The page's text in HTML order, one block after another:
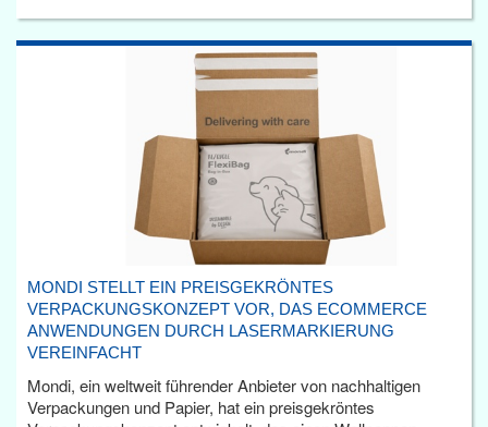
MONDI STELLT EIN PREISGEKRÖNTES
VERPACKUNGSKONZEPT VOR, DAS ECOMMERCE
ANWENDUNGEN DURCH LASERMARKIERUNG
VEREINFACHT
Mondi, ein weltweit führender Anbieter von nachhaltigen
Verpackungen und Papier, hat ein preisgekröntes